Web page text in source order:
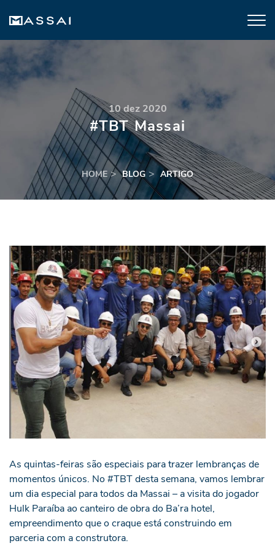
10 dez 2020
#TBT Massai
HOME BLOG ARTIGO
As quintas-feiras são especiais para trazer lembranças de
momentos únicos. No #TBT desta semana, vamos lembrar
um dia especial para todos da Massai – a visita do jogador
Hulk Paraíba ao canteiro de obra do Ba’ra hotel,
empreendimento que o craque está construindo em
parceria com a construtora.